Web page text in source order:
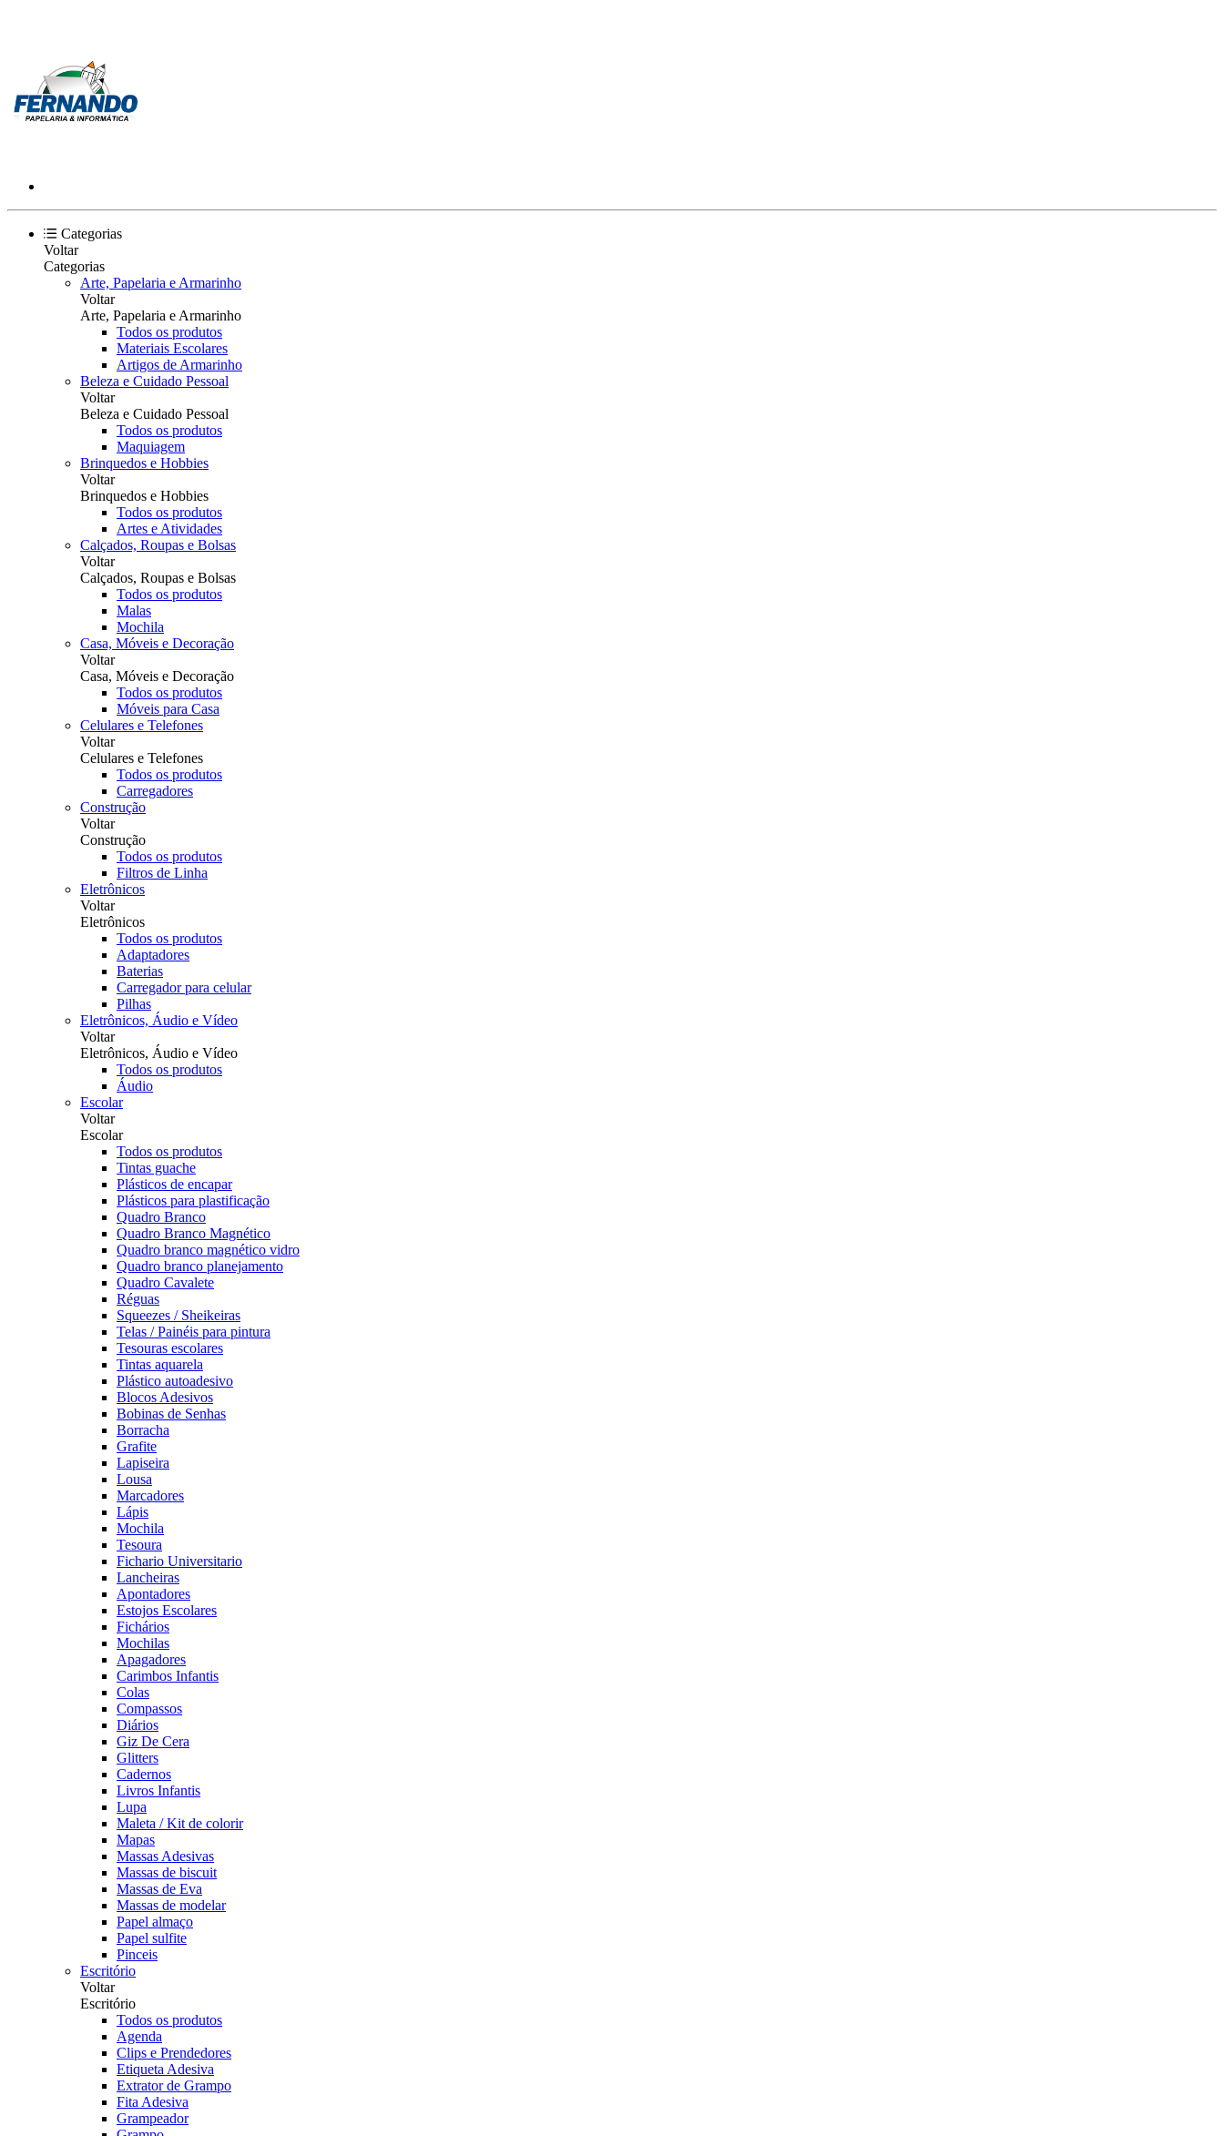
Categorias
Voltar
Categorias
Arte, Papelaria e Armarinho
Voltar
Arte, Papelaria e Armarinho
Todos os produtos
Materiais Escolares
Artigos de Armarinho
Beleza e Cuidado Pessoal
Voltar
Beleza e Cuidado Pessoal
Todos os produtos
Maquiagem
Brinquedos e Hobbies
Voltar
Brinquedos e Hobbies
Todos os produtos
Artes e Atividades
Calçados, Roupas e Bolsas
Voltar
Calçados, Roupas e Bolsas
Todos os produtos
Malas
Mochila
Casa, Móveis e Decoração
Voltar
Casa, Móveis e Decoração
Todos os produtos
Móveis para Casa
Celulares e Telefones
Voltar
Celulares e Telefones
Todos os produtos
Carregadores
Construção
Voltar
Construção
Todos os produtos
Filtros de Linha
Eletrônicos
Voltar
Eletrônicos
Todos os produtos
Adaptadores
Baterias
Carregador para celular
Pilhas
Eletrônicos, Áudio e Vídeo
Voltar
Eletrônicos, Áudio e Vídeo
Todos os produtos
Áudio
Escolar
Voltar
Escolar
Todos os produtos
Tintas guache
Plásticos de encapar
Plásticos para plastificação
Quadro Branco
Quadro Branco Magnético
Quadro branco magnético vidro
Quadro branco planejamento
Quadro Cavalete
Réguas
Squeezes / Sheikeiras
Telas / Painéis para pintura
Tesouras escolares
Tintas aquarela
Plástico autoadesivo
Blocos Adesivos
Bobinas de Senhas
Borracha
Grafite
Lapiseira
Lousa
Marcadores
Lápis
Mochila
Tesoura
Fichario Universitario
Lancheiras
Apontadores
Estojos Escolares
Fichários
Mochilas
Apagadores
Carimbos Infantis
Colas
Compassos
Diários
Giz De Cera
Glitters
Cadernos
Livros Infantis
Lupa
Maleta / Kit de colorir
Mapas
Massas Adesivas
Massas de biscuit
Massas de Eva
Massas de modelar
Papel almaço
Papel sulfite
Pinceis
Escritório
Voltar
Escritório
Todos os produtos
Agenda
Clips e Prendedores
Etiqueta Adesiva
Extrator de Grampo
Fita Adesiva
Grampeador